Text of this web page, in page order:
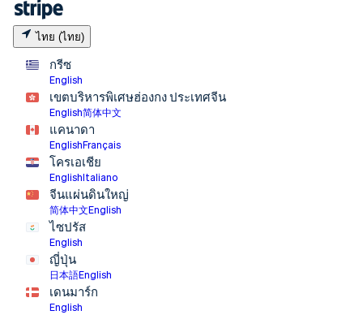
ไทย (ไทย)
กรีซ
English
เขตบริหารพิเศษฮ่องกง ประเทศจีน
English简体中文
แคนาดา
EnglishFrançais
โครเอเชีย
EnglishItaliano
จีนแผ่นดินใหญ่
简体中文English
ไซปรัส
English
ญี่ปุ่น
日本語English
เดนมาร์ก
English